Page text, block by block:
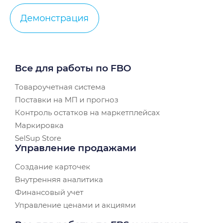
Демонстрация
Все для работы по FBO
Товароучетная система
Поставки на МП и прогноз
Контроль остатков на маркетплейсах
Маркировка
SelSup Store
Управление продажами
Создание карточек
Внутренняя аналитика
Финансовый учет
Управление ценами и акциями